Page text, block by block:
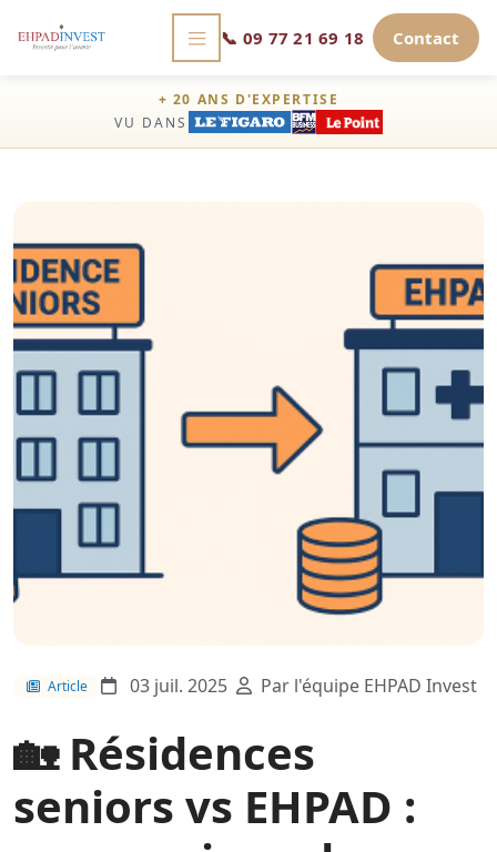
📞 09 77 21 69 18 Contact
+ 20 ANS D'EXPERTISE
VU DANS
Article 03 juil. 2025 Par l'équipe EHPAD Invest
🏡 Résidences
seniors vs EHPAD :